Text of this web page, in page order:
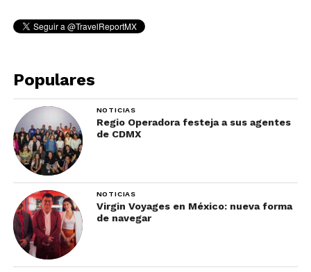
Populares
NOTICIAS
Regio Operadora festeja a sus agentes
de CDMX
NOTICIAS
Virgin Voyages en México: nueva forma
de navegar